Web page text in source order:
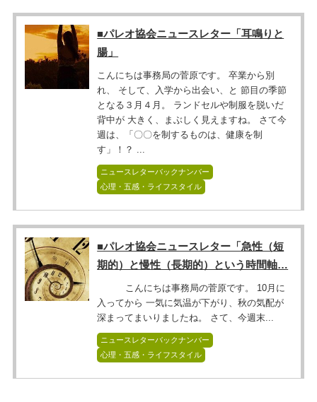
■パレオ協会ニュースレター「耳鳴りと
腸」
こんにちは事務局の菅原です。 卒業から別
れ、 そして、入学から出会い、と 節目の季節
となる３月４月。 ランドセルや制服を脱いだ
背中が 大きく、まぶしく見えますね。 さて今
週は、「〇〇を制するものは、健康を制
す」！？ ...
ニュースレターバックナンバー
心理・五感・ライフスタイル
■パレオ協会ニュースレター「急性（短
期的）と慢性（長期的）という時間軸…
こんにちは事務局の菅原です。 10月に
入ってから 一気に気温が下がり、秋の気配が
深まってまいりましたね。 さて、今週末...
ニュースレターバックナンバー
心理・五感・ライフスタイル